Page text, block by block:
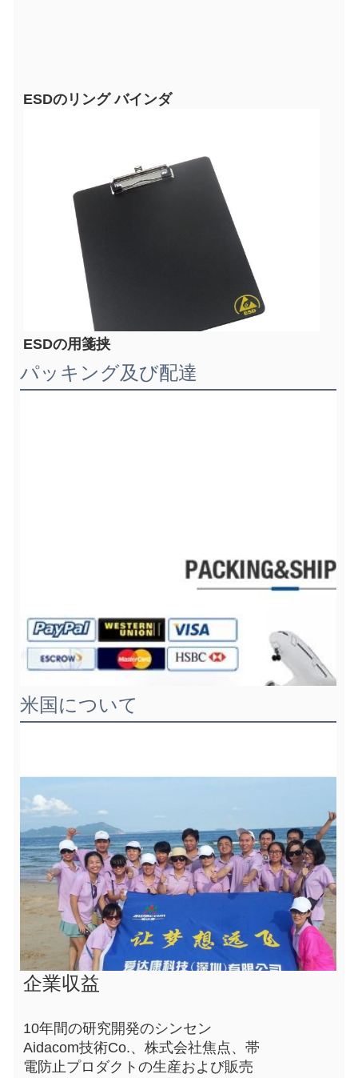
ESDのリング バインダ
ESDの用箋挟
パッキング及び配達
米国について
企業収益
10年間の研究開発のシンセン
Aidacom技術Co.、株式会社焦点、帯
電防止プロダクトの生産および販売